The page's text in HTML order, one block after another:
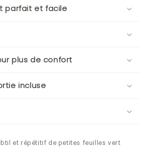
parfait et facile
plus de confort
incluse
et répétitif de petites feuilles vert